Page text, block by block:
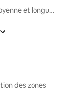
Locations moyenne et longue durée
des zones